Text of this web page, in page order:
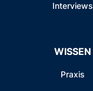
Interviews
WISSEN
Praxis